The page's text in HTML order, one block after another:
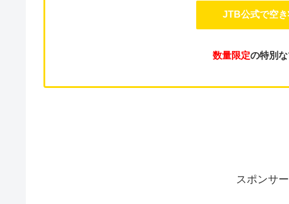
JTB公式で空
数量限定の特別な
スポンサ